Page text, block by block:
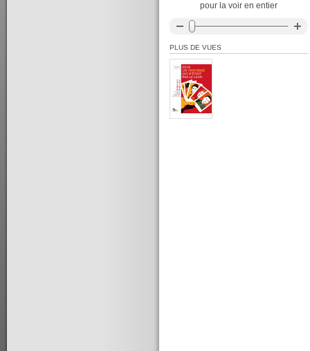
pour la voir en entier
PLUS DE VUES